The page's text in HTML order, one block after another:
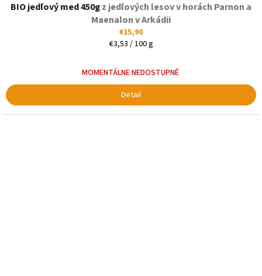
BIO jedľový med 450gz jedľových lesov v horách Parnon a
Maenalon v Arkádii
€15,90
Jednotková
€3,53 / 100 g
MOMENTÁLNE NEDOSTUPNÉ
Detail